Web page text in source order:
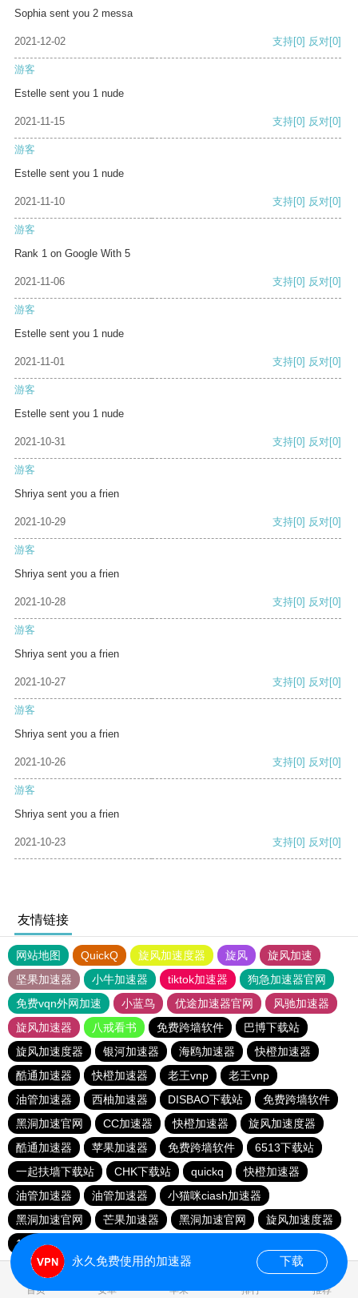
Sophia sent you 2 messa
2021-12-02 支持[0] 反对[0]
游客
Estelle sent you 1 nude
2021-11-15 支持[0] 反对[0]
游客
Estelle sent you 1 nude
2021-11-10 支持[0] 反对[0]
游客
Rank 1 on Google With 5
2021-11-06 支持[0] 反对[0]
游客
Estelle sent you 1 nude
2021-11-01 支持[0] 反对[0]
游客
Estelle sent you 1 nude
2021-10-31 支持[0] 反对[0]
游客
Shriya sent you a frien
2021-10-29 支持[0] 反对[0]
游客
Shriya sent you a frien
2021-10-28 支持[0] 反对[0]
游客
Shriya sent you a frien
2021-10-27 支持[0] 反对[0]
游客
Shriya sent you a frien
2021-10-26 支持[0] 反对[0]
游客
Shriya sent you a frien
2021-10-23 支持[0] 反对[0]
友情链接
网站地图 QuickQ 旋风加速度器 旋风
旋风加速
坚果加速器
小牛加速器 tiktok加速器
狗急加速器官网
免费vqn外网加速
小蓝鸟 优途加速器官网
风驰加速器
旋风加速器
八戒看书 免费跨墙软件
巴博下载站
旋风加速度器
银河加速器 海鸥加速器
快橙加速器
酷通加速器
快橙加速器 老王vnp
老王vnp
油管加速器
西柚加速器 DISBAO下载站
免费跨墙软件
黑洞加速官网
CC加速器 快橙加速器
旋风加速度器
酷通加速器
苹果加速器 免费跨墙软件
6513下载站
一起扶墙下载站
CHK下载站 quickq
快橙加速器
油管加速器
油管加速器
小猫咪ciash加速器
黑洞加速官网
芒果加速器 黑洞加速官网
旋风加速度器
186下载站
首页 安卓 苹果 排行 推荐
永久免费使用的加速器 下载
0.177260s